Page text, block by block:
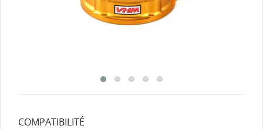
COMPATIBILITÉ